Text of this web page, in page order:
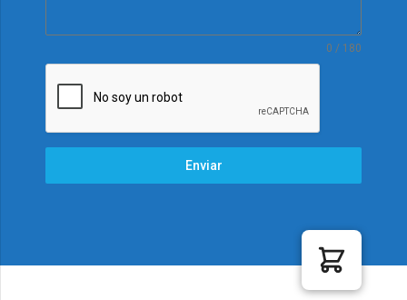
0 / 180
Enviar
© 2021 Sitio web Desarrollado por Malko